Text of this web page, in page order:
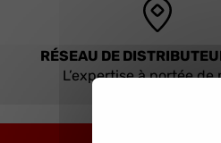
RÉSEAU DE
L’expertise à portée de